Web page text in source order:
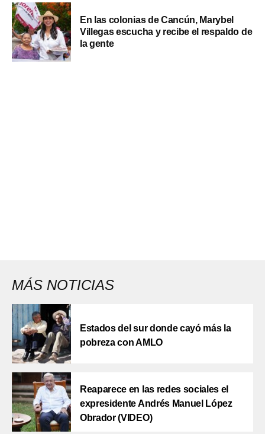
En las colonias de Cancún, Marybel
Villegas escucha y recibe el respaldo de
la gente
MÁS NOTICIAS
Estados del sur donde cayó más la
pobreza con AMLO
Reaparece en las redes sociales el
expresidente Andrés Manuel López
Obrador (VIDEO)